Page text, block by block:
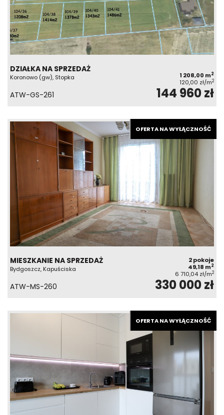
DZIAŁKA NA SPRZEDAŻ
Koronowo (gw), Stopka 1 208,00 m2
120,00 zł/m2
ATW-GS-261 144 960 zł
OFERTA NA WYŁĄCZNOŚĆ
MIESZKANIE NA SPRZEDAŻ
Bydgoszcz, Kapuściska
2 pokoje
49,18 m2
6 710,04 zł/m2
ATW-MS-260 330 000 zł
OFERTA NA WYŁĄCZNOŚĆ